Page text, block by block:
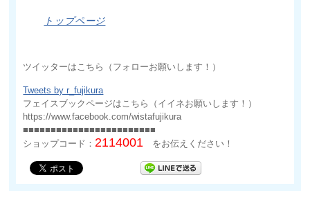
トップページ
ツイッターはこちら（フォローお願いします！）
Tweets by r_fujikura
フェイスブックページはこちら（イイネお願いします！）
https://www.facebook.com/wistafujikura
■■■■■■■■■■■■■■■■■■■■■■■■
ショップコード：2114001 をお伝えください！